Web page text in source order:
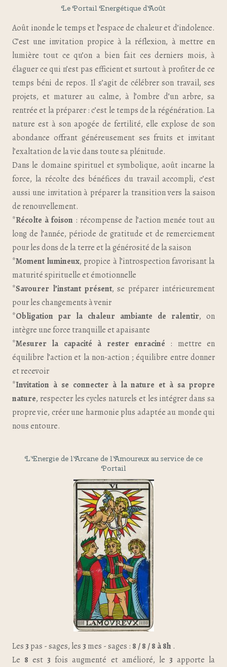
Le Portail Energétique d’Août
Août inonde le temps et l’espace de chaleur et d’indolence.
C’est une invitation propice à la réflexion, à mettre en
lumière tout ce qu’on a bien fait ces derniers mois, à
élaguer ce qui n’est pas efficient et surtout à profiter de ce
temps béni de repos. Il s’agit de célébrer son travail, ses
projets, et maturer au calme, à l’ombre d’un arbre, sa
rentrée et la préparer : c’est le temps de la régénération. La
nature est à son apogée de fertilité, elle explose de son
abondance offrant généreusement ses fruits et invitant
l’exaltation de la vie dans toute sa plénitude.
Dans le domaine spirituel et symbolique, août incarne la
force, la récolte des bénéfices du travail accompli, c’est
aussi une invitation à préparer la transition vers la saison
de renouvellement.
*Récolte à foison : récompense de l’action menée tout au
long de l’année, période de gratitude et de remerciement
pour les dons de la terre et la générosité de la saison
*Moment lumineux, propice à l’introspection favorisant la
maturité spirituelle et émotionnelle
*Savourer l’instant présent, se préparer intérieurement
pour les changements à venir
*Obligation par la chaleur ambiante de ralentir, on
intègre une force tranquille et apaisante
*Mesurer la capacité à rester enraciné : mettre en
équilibre l’action et la non-action ; équilibre entre donner
et recevoir
*Invitation à se connecter à la nature et à sa propre
nature, respecter les cycles naturels et les intégrer dans sa
propre vie, créer une harmonie plus adaptée au monde qui
nous entoure.
L’Energie de l’Arcane de l’Amoureux au service de ce
Portail
Les3 pas - sages, les3 mes - sages : 8 / 8 / 8 à 8h .
Le 8est3 fois augmenté et amélioré, le 3 apporte la